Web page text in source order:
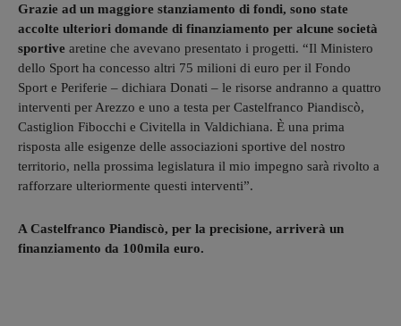
Grazie ad un maggiore stanziamento di fondi, sono state
accolte ulteriori domande di finanziamento per alcune società
sportive aretine che avevano presentato i progetti. “Il Ministero
dello Sport ha concesso altri 75 milioni di euro per il Fondo
Sport e Periferie – dichiara Donati – le risorse andranno a quattro
interventi per Arezzo e uno a testa per Castelfranco Piandiscò,
Castiglion Fibocchi e Civitella in Valdichiana. È una prima
risposta alle esigenze delle associazioni sportive del nostro
territorio, nella prossima legislatura il mio impegno sarà rivolto a
rafforzare ulteriormente questi interventi”.
A Castelfranco Piandiscò, per la precisione, arriverà un
finanziamento da 100mila euro.